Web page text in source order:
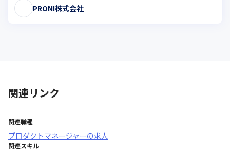
PRONI株式会社
関連リンク
関連職種
プロダクトマネージャーの求人
関連スキル